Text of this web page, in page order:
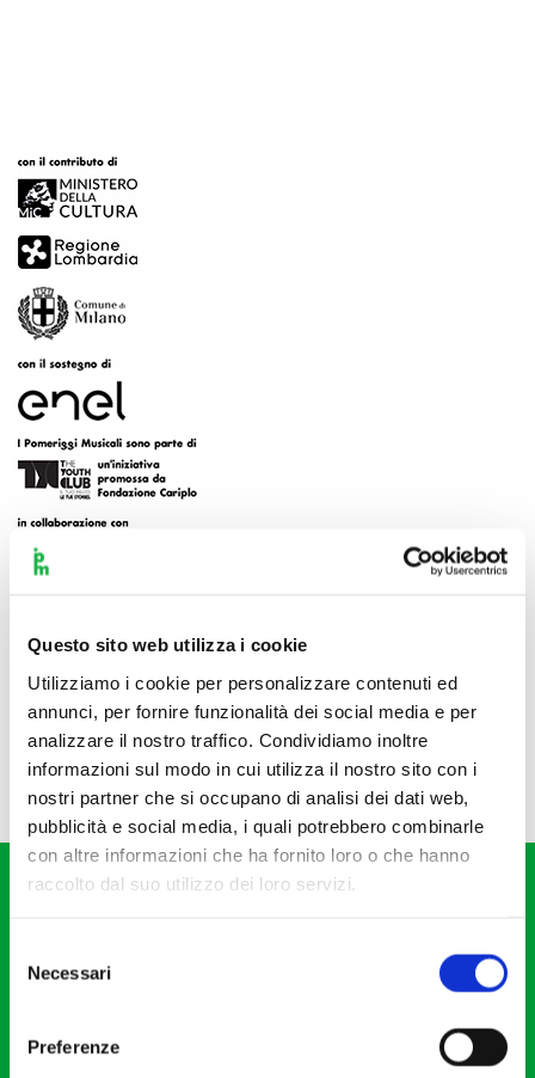
Questo sito web utilizza i cookie
Utilizziamo i cookie per personalizzare contenuti ed
annunci, per fornire funzionalità dei social media e per
analizzare il nostro traffico. Condividiamo inoltre
informazioni sul modo in cui utilizza il nostro sito con i
nostri partner che si occupano di analisi dei dati web,
pubblicità e social media, i quali potrebbero combinarle
con altre informazioni che ha fornito loro o che hanno
raccolto dal suo utilizzo dei loro servizi.
delNecessari
Preferenze
Via S. Giovanni sul Muro, 2